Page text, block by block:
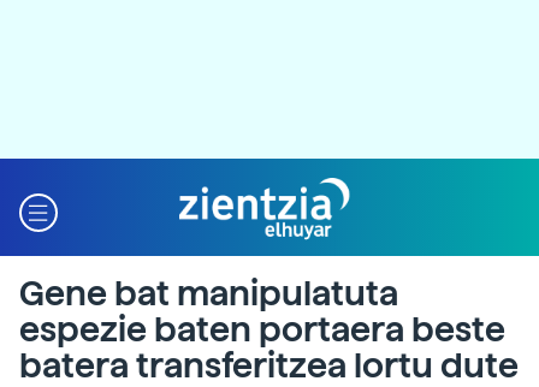
Gene bat manipulatuta
espezie baten portaera beste
batera transferitzea lortu dute